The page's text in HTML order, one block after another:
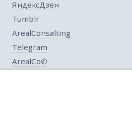
ЯндексДзен
Tumblr
ArealConsalting
Telegram
ArealCo✆